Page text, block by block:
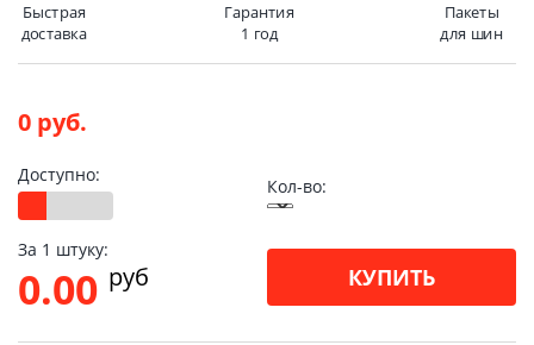
Быстрая
доставка
Гарантия
1 год
Пакеты
для шин
0 руб.
Доступно:
Кол-во:
За 1 штуку:
0.00 pуб КУПИТЬ